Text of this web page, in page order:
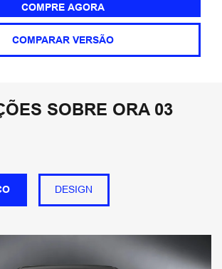
COMPRE AGORA
COMPARAR VERSÃO
SOBRE ORA 03
DESIGN